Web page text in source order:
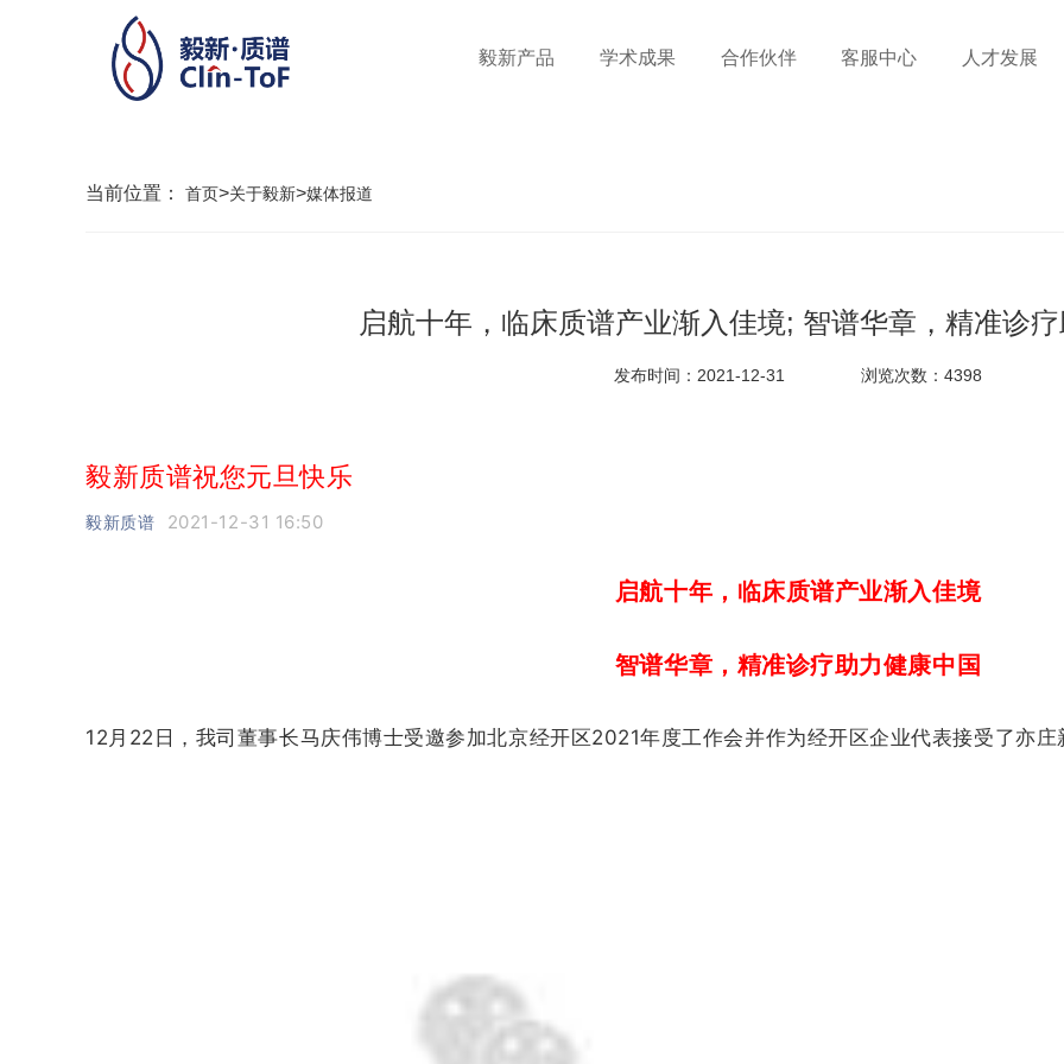
毅新产品 学术成果 合作伙伴 客服中心 人才发展
当前位置： 首页>关于毅新>媒体报道
启航十年，临床质谱产业渐入佳境; 智谱华章，精准诊
发布时间：2021-12-31 浏览次数：4398
毅新质谱祝您元旦快乐
毅新质谱 2021-12-31 16:50
启航十年，临床质谱产业渐入佳境
智谱华章，精准诊疗助力健康中国
12月22日，我司董事长马庆伟博士受邀参加北京经开区2021年度工作会并作为经开区企业代表接受了亦庄